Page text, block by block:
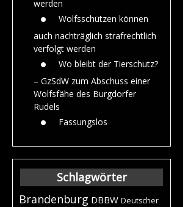
werden
Wolfsschützen können
auch nachträglich strafrechtlich
verfolgt werden
Wo bleibt der Tierschutz?
– GzSdW zum Abschuss einer
Wolfsfähe des Burgdorfer
Rudels
Fassungslos
Schlagwörter
Brandenburg DBBW Deutscher